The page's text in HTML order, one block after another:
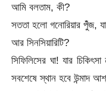
আমি বলতাম, কী?
সততা হলো গনোরিয়ার পুঁঁজ,
আর সিনসিয়ারিটি?
সিফিলিসের ঘা! যার
সবশেষে স্থান হবে উন্মাদ